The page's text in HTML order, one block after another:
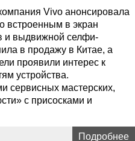
Vivo анонсировала
встроенным в экран
и выдвижной селфи-
в продажу в Китае, а
проявили интерес к
устройства.
сервисных мастерских,
с присосками и
Подробнее